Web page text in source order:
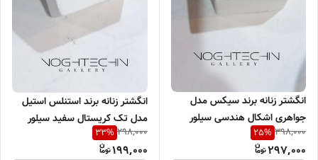
انگشتر زنانه برند سیکس مدل
جواهری اشکال هندسی سیلور
وارداتی
398,000
25%
297,000
انگشتر زنانه برند استنلس استیل
مدل تک کریستال سفید سیلور
وارداتی
298,000
33%
199,000